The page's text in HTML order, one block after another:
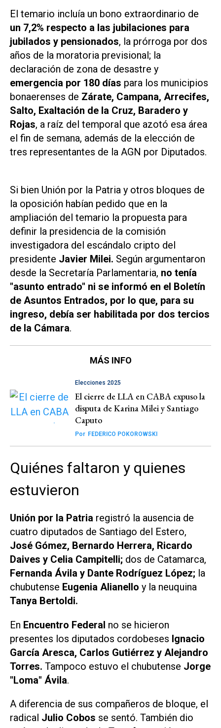
El temario incluía un bono extraordinario de
un 7,2% respecto a las jubilaciones para
jubilados y pensionados, la prórroga por dos
años de la moratoria previsional; la
declaración de zona de desastre y
emergencia por 180 días para los municipios
bonaerenses de Zárate, Campana, Arrecifes,
Salto, Exaltación de la Cruz, Baradero y
Rojas, a raíz del temporal que azotó esa área
el fin de semana, además de la elección de
tres representantes de la AGN por Diputados.
Si bien Unión por la Patria y otros bloques de
la oposición habían pedido que en la
ampliación del temario la propuesta para
definir la presidencia de la comisión
investigadora del escándalo cripto del
presidente Javier Milei. Según argumentaron
desde la Secretaría Parlamentaria, no tenía
"asunto entrado" ni se informó en el Boletín
de Asuntos Entrados, por lo que, para su
ingreso, debía ser habilitada por dos tercios
de la Cámara.
MÁS INFO
Elecciones 2025
El cierre de LLA en CABA expuso la
disputa de Karina Milei y Santiago
Caputo
Por FEDERICO POKOROWSKI
Quiénes faltaron y quienes
estuvieron
Unión por la Patria registró la ausencia de
cuatro diputados de Santiago del Estero,
José Gómez, Bernardo Herrera, Ricardo
Daives y Celia Campitelli; dos de Catamarca,
Fernanda Ávila y Dante Rodríguez López; la
chubutense Eugenia Alianello y la neuquina
Tanya Bertoldi.
En Encuentro Federal no se hicieron
presentes los diputados cordobeses Ignacio
García Aresca, Carlos Gutiérrez y Alejandro
Torres. Tampoco estuvo el chubutense Jorge
"Loma" Ávila.
A diferencia de sus compañeros de bloque, el
radical Julio Cobos se sentó. También dio